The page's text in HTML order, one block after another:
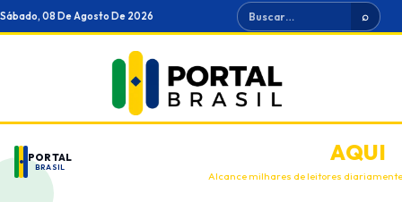
Ir
para
Sábado, 08 De Agosto De 2026 Buscar ⌕
PORTAL
BRASIL
ANUNCIEAQUI
Alcance milhares de leitores diariamente